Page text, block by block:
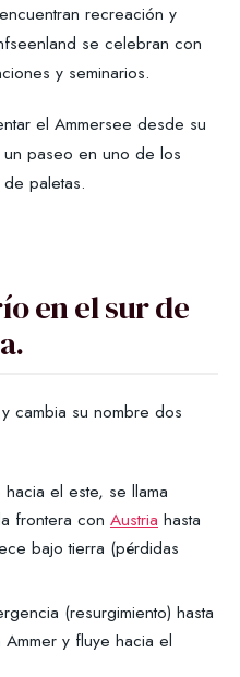
recreación y
se celebran con
y seminarios.
el Ammersee desde su
paseo en uno de los
paletas.
en el sur de
cambia su nombre dos
el este, se llama
frontera con Austria hasta
bajo tierra (pérdidas
(resurgimiento) hasta
y fluye hacia el